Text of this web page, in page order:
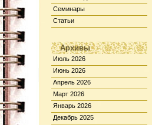
Семинары
Статьи
Архивы
Июль 2026
Июнь 2026
Апрель 2026
Март 2026
Январь 2026
Декабрь 2025